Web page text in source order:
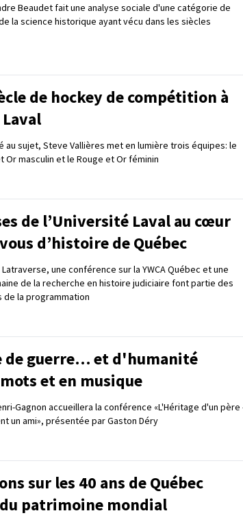
Beaudet fait une analyse sociale d'une catégorie de
la science historique ayant vécu dans les siècles
de hockey de compétition à
au sujet, Steve Vallières met en lumière trois équipes: le
Or masculin et le Rouge et Or féminin
de l’Université Laval au cœur
d’histoire de Québec
une conférence sur la YWCA Québec et une
de la recherche en histoire judiciaire font partie des
la programmation
de guerre… et d'humanité
et en musique
Gagnon accueillera la conférence «L'Héritage d'un père
un ami», présentée par Gaston Déry
sur les 40 ans de Québec
patrimoine mondial